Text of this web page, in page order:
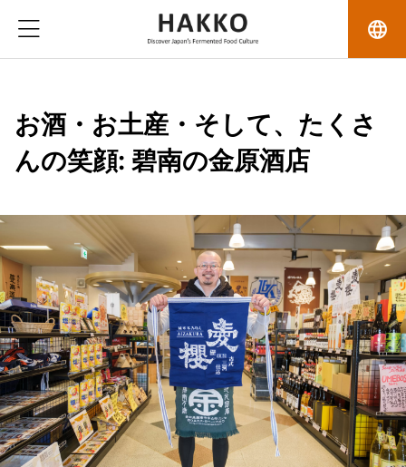
language
お酒・お土産・そして、たくさ
んの笑顔: 碧南の金原酒店